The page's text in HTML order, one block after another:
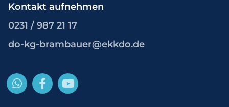
Kontakt aufnehmen
0231 / 987 21 17
do-kg-brambauer@ekkdo.de